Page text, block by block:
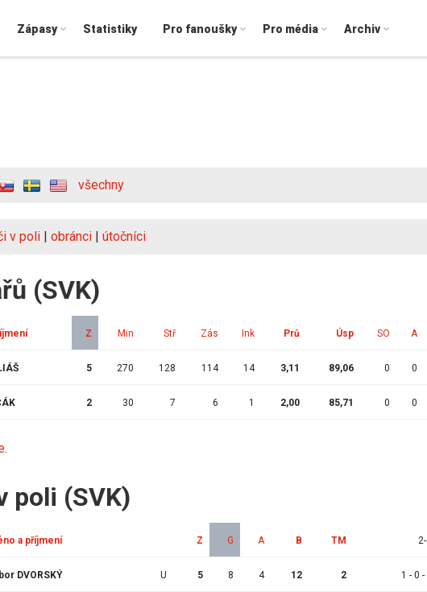
Zápasy Statistiky Pro fanoušky Pro média Archiv
všechny
v poli | obránci | útočníci
(SVK)
Z Min Stř Zás Ink Prů Úsp SO A
5 270 128 114 14 3,11 89,06 0 0
2 30 7 6 1 2,00 85,71 0 0
poli (SVK)
a příjmení Z G A B TM
DVORSKÝ U 5 8 4 12 2 1 - 0 -